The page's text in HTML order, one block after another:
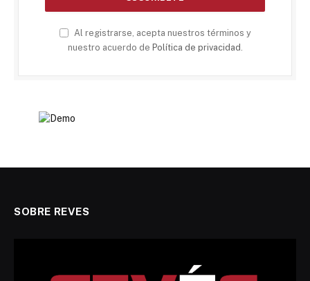
Al registrarse, acepta nuestros términos y
nuestro acuerdo de Política de privacidad .
SOBRE REVES